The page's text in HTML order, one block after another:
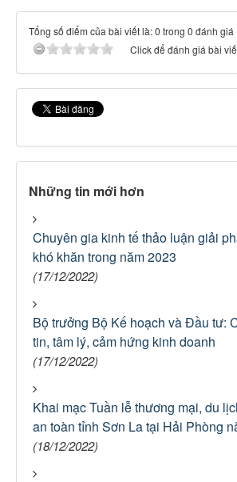
Tổng số điểm của bài viết là: 0 trong 0 đánh giá
Click để đánh giá bài
Những tin mới hơn
Chuyên gia kinh tế thảo luận giải
khó khăn trong năm 2023
(17/12/2022)
Bộ trưởng Bộ Kế hoạch và Đầu tư:
tin, tâm lý, cảm hứng kinh doanh
(17/12/2022)
Khai mạc Tuần lễ thương mại, du
an toàn tỉnh Sơn La tại Hải Phòng
(18/12/2022)